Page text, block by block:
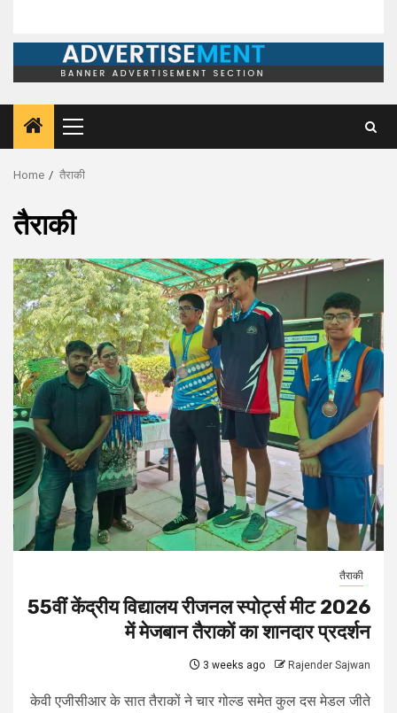
Primary
Menu
Home तैराकी
तैराकी
तैराकी
55वीं केंद्रीय विद्यालय रीजनल स्पोर्ट्स मीट 2026
में मेजबान तैराकों का शानदार प्रदर्शन
3 weeks ago Rajender Sajwan
केवी एजीसीआर के सात तैराकों ने चार गोल्ड समेत कुल दस मेडल जीते